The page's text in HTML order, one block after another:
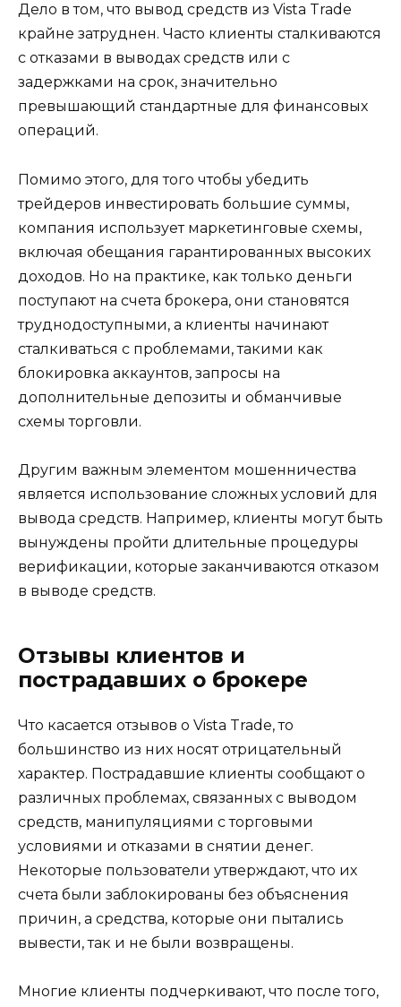
Дело в том, что вывод средств из Vista Trade
крайне затруднен. Часто клиенты сталкиваются
с отказами в выводах средств или с
задержками на срок, значительно
превышающий стандартные для финансовых
операций.
Помимо этого, для того чтобы убедить
трейдеров инвестировать большие суммы,
компания использует маркетинговые схемы,
включая обещания гарантированных высоких
доходов. Но на практике, как только деньги
поступают на счета брокера, они становятся
труднодоступными, а клиенты начинают
сталкиваться с проблемами, такими как
блокировка аккаунтов, запросы на
дополнительные депозиты и обманчивые
схемы торговли.
Другим важным элементом мошенничества
является использование сложных условий для
вывода средств. Например, клиенты могут быть
вынуждены пройти длительные процедуры
верификации, которые заканчиваются отказом
в выводе средств.
Отзывы клиентов и
пострадавших о брокере
Что касается отзывов о Vista Trade, то
большинство из них носят отрицательный
характер. Пострадавшие клиенты сообщают о
различных проблемах, связанных с выводом
средств, манипуляциями с торговыми
условиями и отказами в снятии денег.
Некоторые пользователи утверждают, что их
счета были заблокированы без объяснения
причин, а средства, которые они пытались
вывести, так и не были возвращены.
Многие клиенты подчеркивают, что после того,